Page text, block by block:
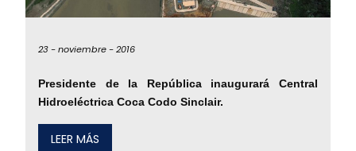
23 -noviembre -2016
Presidente de la República inaugurará Central
Hidroeléctrica Coca Codo Sinclair.
LEER MÁS